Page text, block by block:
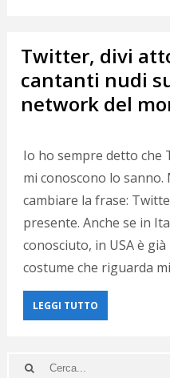
Twitter, divi
cantanti nudi
network del
Io ho sempre detto che
mi conoscono lo sanno.
cambiare la frase:
presente. Anche se in
conosciuto, in USA è
costume che riguarda
LEGGI TUTTO